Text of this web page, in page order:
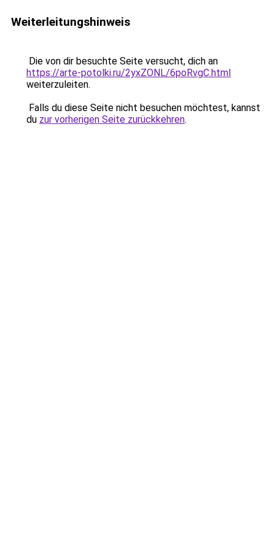
Weiterleitungshinweis
Die von dir besuchte Seite versucht, dich an
https://arte-potolki.ru/2yxZONL/6poRvgC.html
weiterzuleiten.
Falls du diese Seite nicht besuchen möchtest, kannst
du zur vorherigen Seite zurückkehren.